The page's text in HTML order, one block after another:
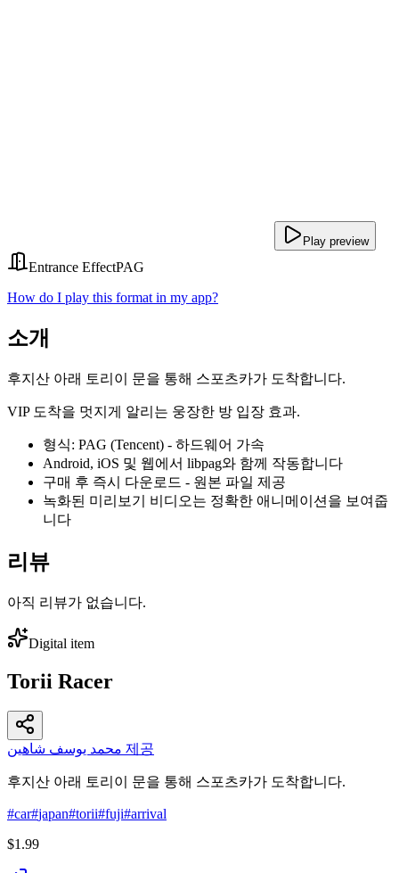
Play preview
Entrance EffectPAG
How do I play this format in my app?
소개
후지산 아래 토리이 문을 통해 스포츠카가 도착합니다.
VIP 도착을 멋지게 알리는 웅장한 방 입장 효과.
형식: PAG (Tencent) - 하드웨어 가속
Android, iOS 및 웹에서 libpag와 함께 작동합니다
구매 후 즉시 다운로드 - 원본 파일 제공
녹화된 미리보기 비디오는 정확한 애니메이션을 보여줍
니다
리뷰
아직 리뷰가 없습니다.
Digital item
Torii Racer
محمد يوسف شاهين 제공
후지산 아래 토리이 문을 통해 스포츠카가 도착합니다.
#car#japan#torii#fuji#arrival
$1.99